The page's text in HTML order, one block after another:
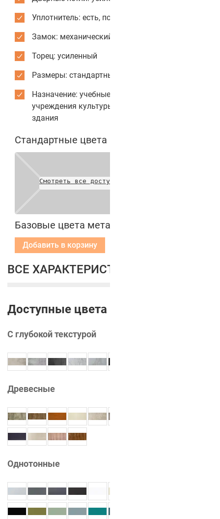
Уплотнитель: есть, по периметру коробки
Замок: механический
Торец: усиленный
Размеры: стандартные или индивидуальные
Назначение: учебные заведения, кинотеатры,
учреждения культуры, административные
здания
Стандартные цвета полотен
Смотреть все доступные цвета
Базовые цвета металлических коробок
Добавить в корзину
ВСЕ ХАРАКТЕРИСТИКИ
Доступные цвета
С глубокой текстурой
Древесные
Однотонные